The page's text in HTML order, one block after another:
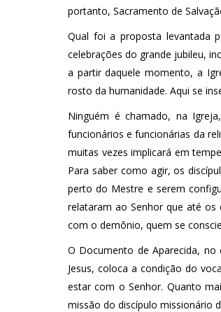
portanto, Sacramento de
Qual foi a proposta levantada
celebrações do grande jubileu,
a partir daquele momento, a
rosto da humanidade. Aqui se
Ninguém é chamado, na
funcionários e funcionárias da
muitas vezes implicará em
Para saber como agir, os
perto do Mestre e serem
relataram ao Senhor que até
com o demônio, quem se
O Documento de Aparecida, no
Jesus, coloca a condição do
estar com o Senhor. Quanto
missão do discípulo missionário